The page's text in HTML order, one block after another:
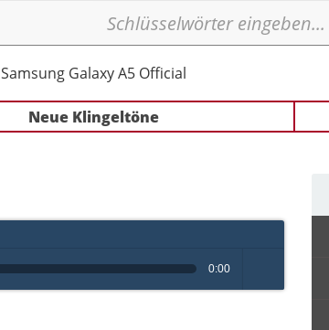
Samsung Galaxy A5 Official
Neue Klingeltöne
0:00